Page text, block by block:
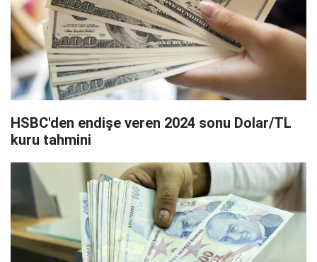
HSBC'den endişe veren 2024 sonu Dolar/TL
kuru tahmini